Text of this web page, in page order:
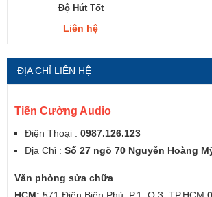
Độ Hút Tốt
Liên hệ
ĐỊA CHỈ LIÊN HỆ
Tiến Cường Audio
Điện Thoại : 0987.126.123
Địa Chỉ : Số 27 ngõ 70 Nguyễn Hoàng
Văn phòng sửa chữa
HCM: 571 Điện Biên Phủ, P.1, Q.3, TP.HCM